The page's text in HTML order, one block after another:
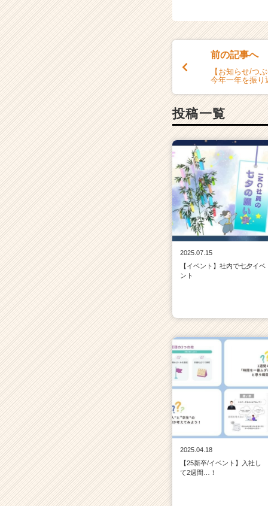
前の記事へ
【お知らせ/つ
今年一年を振り
投稿一覧
2025.07.15
【イベント】社内で七夕イベ
ント
2025.04.18
【25新卒/イベント】入社し
て2週間…！